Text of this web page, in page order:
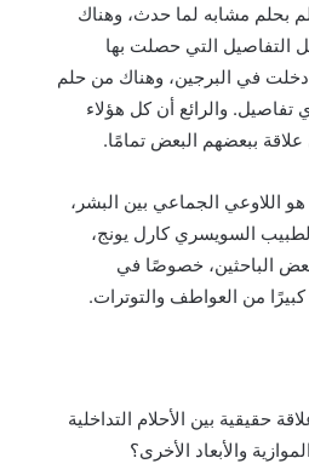
بحلم مشابه لما حدث، وهناك
التفاصيل التي حصلت بها
دخلت في البرجين، وهناك من حلم
تفاصيل. والرائع أن كل هؤلاء
ببعضهم البعض تمامًا.
اللاوعي الجماعي بين البشر،
السويسري كارل يونج،
بعض الباحثين، خصوصًا في
من العواطف والتوترات.
حقيقية بين الأحلام التداخلية
والأبعاد الأخرى؟